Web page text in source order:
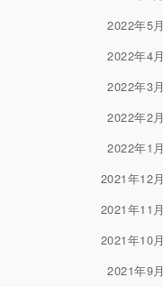
2022年5月
2022年4月
2022年3月
2022年2月
2022年1月
2021年12月
2021年11月
2021年10月
2021年9月